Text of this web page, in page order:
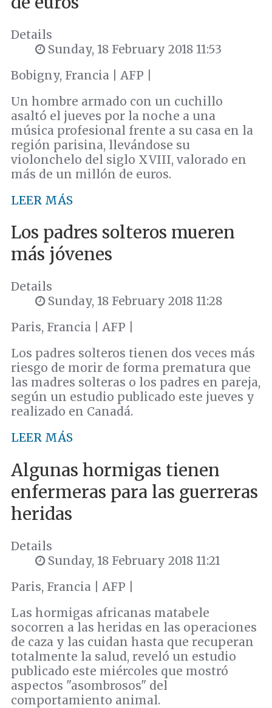
Details
Sunday, 18 February 2018 11:53
Bobigny, Francia | AFP |
Un hombre armado con un cuchillo
asaltó el jueves por la noche a una
música profesional frente a su casa en la
región parisina, llevándose su
violonchelo del siglo XVIII, valorado en
más de un millón de euros.
LEER MÁS
Los padres solteros mueren
más jóvenes
Details
Sunday, 18 February 2018 11:28
Paris, Francia | AFP |
Los padres solteros tienen dos veces más
riesgo de morir de forma prematura que
las madres solteras o los padres en pareja,
según un estudio publicado este jueves y
realizado en Canadá.
LEER MÁS
Algunas hormigas tienen
enfermeras para las guerreras
heridas
Details
Sunday, 18 February 2018 11:21
Paris, Francia | AFP |
Las hormigas africanas matabele
socorren a las heridas en las operaciones
de caza y las cuidan hasta que recuperan
totalmente la salud, reveló un estudio
publicado este miércoles que mostró
aspectos "asombrosos" del
comportamiento animal.